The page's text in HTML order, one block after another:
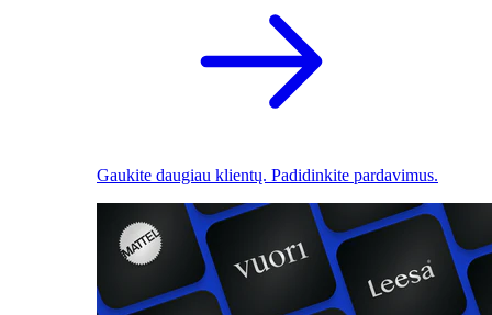
Gaukite daugiau klientų. Padidinkite pardavimus.